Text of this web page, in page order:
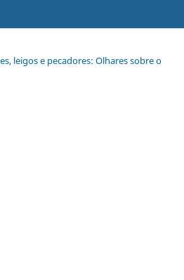
leigos e pecadores: Olhares sobre o